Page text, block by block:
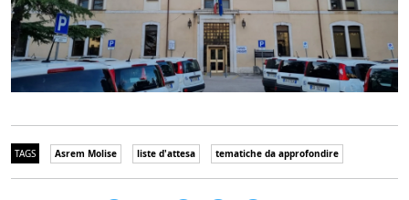
TAGS Asrem Molise liste d'attesa tematiche da approfondire